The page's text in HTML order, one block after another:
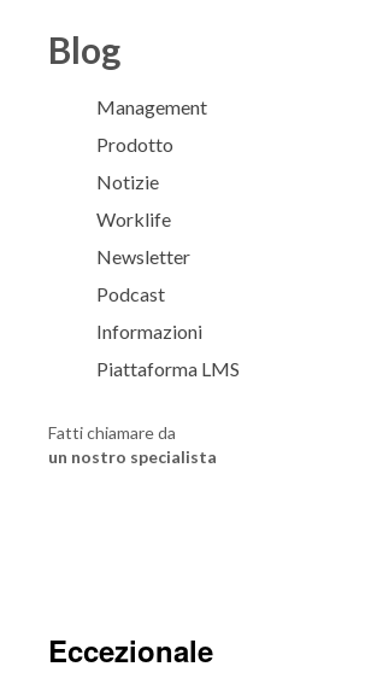
Blog
Management
Prodotto
Notizie
Worklife
Newsletter
Podcast
Informazioni
Piattaforma LMS
Fatti chiamare da
un nostro specialista
Eccezionale